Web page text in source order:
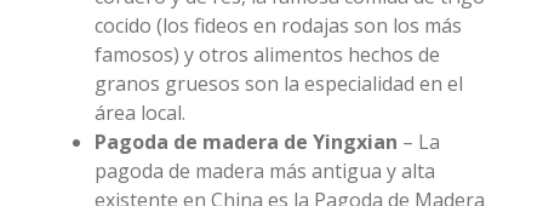
cocido (los fideos en rodajas son los más
famosos) y otros alimentos hechos de
granos gruesos son la especialidad en el
área local.
Pagoda de madera de Yingxian – La
pagoda de madera más antigua y alta
existente en China es la Pagoda de Madera